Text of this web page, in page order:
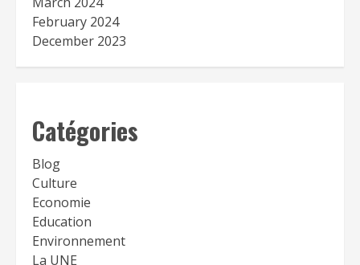
February 2024
December 2023
Catégories
Blog
Culture
Economie
Education
Environnement
La UNE